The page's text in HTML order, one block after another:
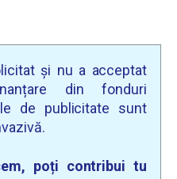
și nu a acceptat
din fonduri
de publicitate sunt
poți contribui tu